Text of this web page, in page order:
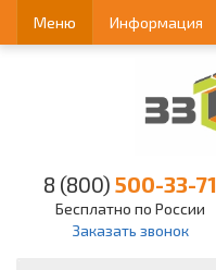
Меню Информация
8 (800) 500-33-71
Бесплатно по России
Заказать звонок